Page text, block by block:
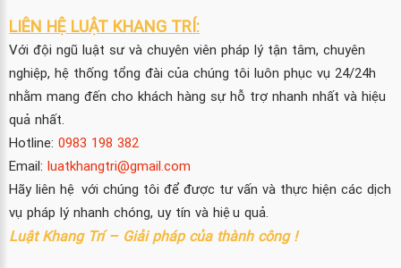
LIÊN HỆ LUẬT KHANG TRÍ:
Với đội ngũ luật sư và chuyên viên pháp lý tận tâm, chuyên
nghiệp, hệ thống tổng đài của chúng tôi luôn phục vụ 24/24h
nhằm mang đến cho khách hàng sự hỗ trợ nhanh nhất và hiệu
quả nhất.
Hotline: 0983 198 382
Email: luatkhangtri@gmail.com
Hãy liên hệ với chúng tôi để được tư vấn và thực hiện các dịch
vụ pháp lý nhanh chóng, uy tín và hiệu quả.
Luật Khang Trí – Giải pháp của thành công !